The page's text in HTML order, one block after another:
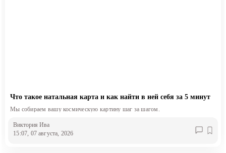
Что такое натальная карта и как найти в ней себя за 5 минут
Мы собираем вашу космическую картину шаг за шагом.
Виктория Ива
15:07, 07 августа, 2026